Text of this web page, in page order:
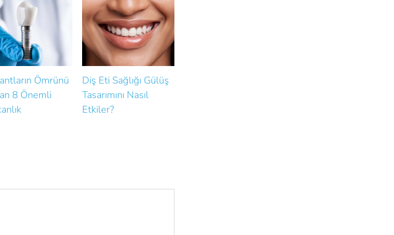
Diş Eti Sağlığı Gülüş
Tasarımını Nasıl
Etkiler?
Gülüşünüzün
Doğallığını Bozan